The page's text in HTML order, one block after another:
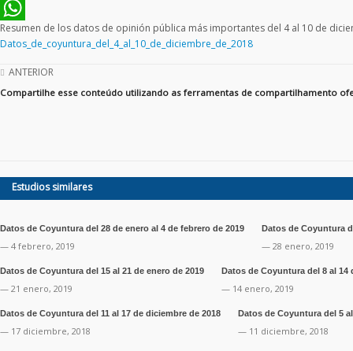
Twitter
WhatsApp
Resumen de los datos de opinión pública más importantes del 4 al 10 de
Datos_de_coyuntura_del_4_al_10_de_diciembre_de_2018
ANTERIOR
Compartilhe esse conteúdo utilizando as ferramentas de compartilhamento
Estudios similares
Datos de Coyuntura del 28 de enero al 4 de febrero de 2019
— 4 febrero, 2019
Datos de Coyuntura
— 28 enero, 2019
Datos de Coyuntura del 15 al 21 de enero de 2019
— 21 enero, 2019
Datos de Coyuntura del 8 al 14
— 14 enero, 2019
Datos de Coyuntura del 11 al 17 de diciembre de 2018
— 17 diciembre, 2018
Datos de Coyuntura del 5
— 11 diciembre, 2018